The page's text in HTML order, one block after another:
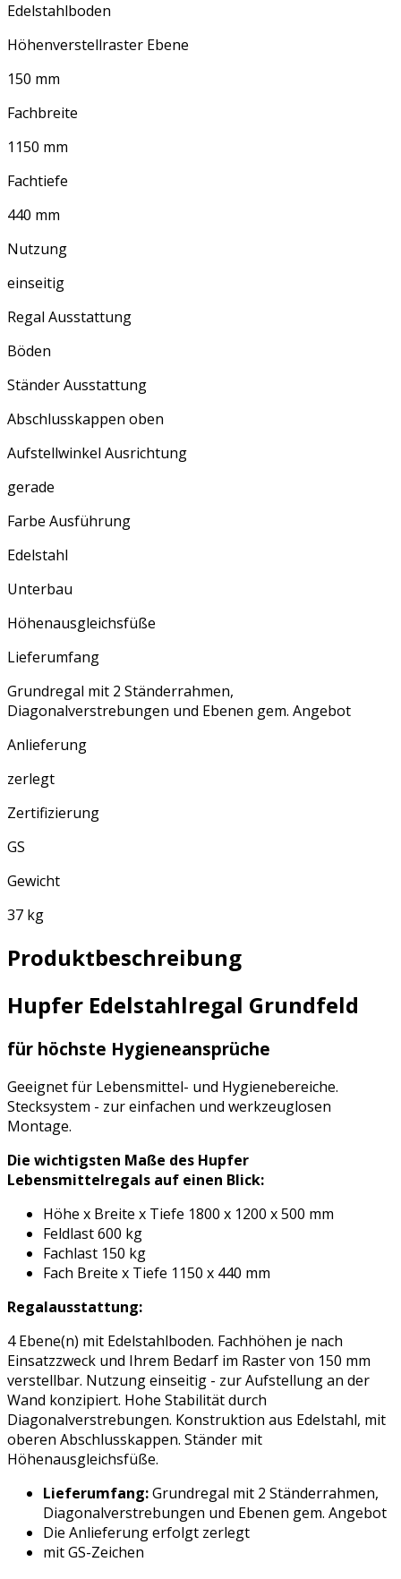
Edelstahlboden
Höhenverstellraster Ebene
150 mm
Fachbreite
1150 mm
Fachtiefe
440 mm
Nutzung
einseitig
Regal Ausstattung
Böden
Ständer Ausstattung
Abschlusskappen oben
Aufstellwinkel Ausrichtung
gerade
Farbe Ausführung
Edelstahl
Unterbau
Höhenausgleichsfüße
Lieferumfang
Grundregal mit 2 Ständerrahmen,
Diagonalverstrebungen und Ebenen gem. Angebot
Anlieferung
zerlegt
Zertifizierung
GS
Gewicht
37 kg
Produktbeschreibung
Hupfer Edelstahlregal Grundfeld
für höchste Hygieneansprüche
Geeignet für Lebensmittel- und Hygienebereiche.
Stecksystem - zur einfachen und werkzeuglosen
Montage.
Die wichtigsten Maße des Hupfer
Lebensmittelregals auf einen Blick:
Höhe x Breite x Tiefe 1800 x 1200 x 500 mm
Feldlast 600 kg
Fachlast 150 kg
Fach Breite x Tiefe 1150 x 440 mm
Regalausstattung:
4 Ebene(n) mit Edelstahlboden. Fachhöhen je nach
Einsatzzweck und Ihrem Bedarf im Raster von 150 mm
verstellbar. Nutzung einseitig - zur Aufstellung an der
Wand konzipiert. Hohe Stabilität durch
Diagonalverstrebungen. Konstruktion aus Edelstahl, mit
oberen Abschlusskappen. Ständer mit
Höhenausgleichsfüße.
Lieferumfang:Grundregal mit 2 Ständerrahmen,
Diagonalverstrebungen und Ebenen gem. Angebot
Die Anlieferung erfolgt zerlegt
mit GS-Zeichen